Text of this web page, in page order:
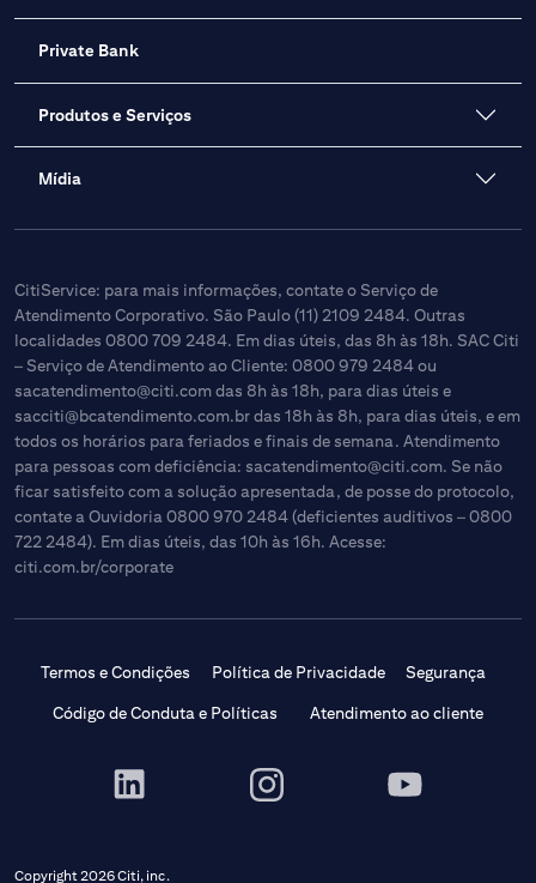
Private Bank
Produtos e Serviços
Mídia
CitiService: para mais informações, contate o Serviço de
Atendimento Corporativo. São Paulo (11) 2109 2484. Outras
localidades 0800 709 2484. Em dias úteis, das 8h às 18h. SAC Citi
– Serviço de Atendimento ao Cliente: 0800 979 2484 ou
sacatendimento@citi.comdas 8h às 18h, para dias úteis e
sacciti@bcatendimento.com.brdas 18h às 8h, para dias úteis, e em
todos os horários para feriados e finais de semana. Atendimento
para pessoas com deficiência: sacatendimento@citi.com. Se não
ficar satisfeito com a solução apresentada, de posse do protocolo,
contate a Ouvidoria 0800 970 2484 (deficientes auditivos – 0800
722 2484). Em dias úteis, das 10h às 16h. Acesse:
citi.com.br/corporate
Termos e Condições Política de Privacidade Segurança
Código de Conduta e Políticas Atendimento ao cliente
Copyright 2026 Citi, inc.